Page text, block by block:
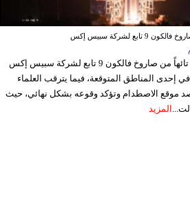
فالكون 9 تابع لشركة سبيس إكس
يُعتقد أن جزءاً ضخماً تائهاً من صاروخ فالكون 9 تابع لشركة سبيس إكس
إحدى المناطق المتوقعة، فيما يترقب العلماء
موقع الاصطدام وتؤكد وقوعه بشكل نهائي، حيث
المزيد